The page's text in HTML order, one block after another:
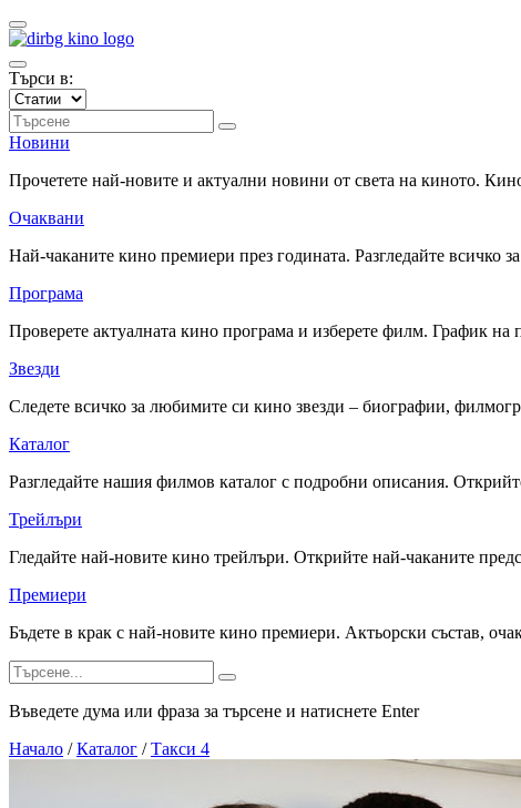
Търси в:
Новини
Прочетете най-новите и актуални новини от света на киното.
Очаквани
Най-чаканите кино премиери през годината. Разгледайте всичко
Програма
Проверете актуалната кино програма и изберете филм. График
Звезди
Следете всичко за любимите си кино звезди – биографии,
Каталог
Разгледайте нашия филмов каталог с подробни описания.
Трейлъри
Гледайте най-новите кино трейлъри. Открийте най-чаканите
Премиери
Бъдете в крак с най-новите кино премиери. Актьорски състав,
Въведете дума или фраза за търсене и натиснете Enter
Начало / Каталог / Такси 4